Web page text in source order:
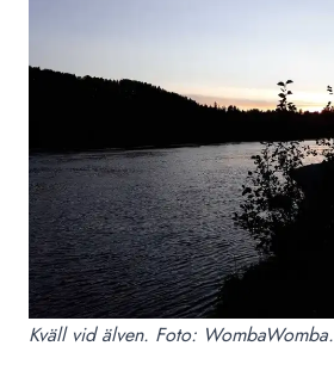
Kväll vid älven. Foto: WombaWomba.